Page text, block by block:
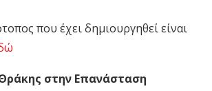
που έχει δημιουργηθεί είναι
στην Επανάσταση